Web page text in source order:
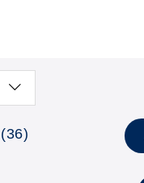
(36)